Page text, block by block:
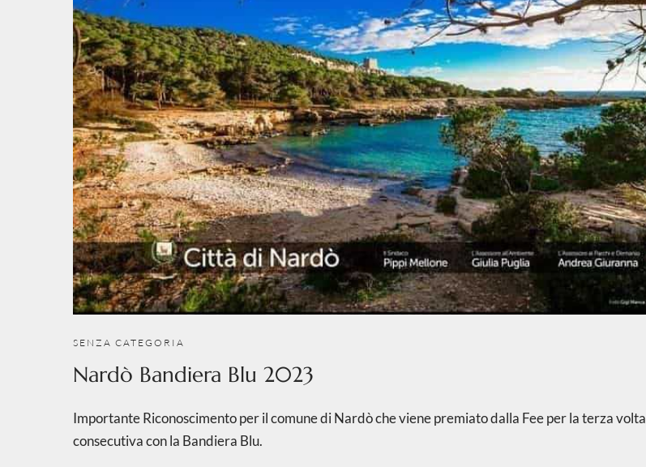
SENZA CATEGORIA
Nardò Bandiera Blu 2023
Importante Riconoscimento per il comune di Nardò che viene premiato dalla Fee per la terza volta
consecutiva con la Bandiera Blu.